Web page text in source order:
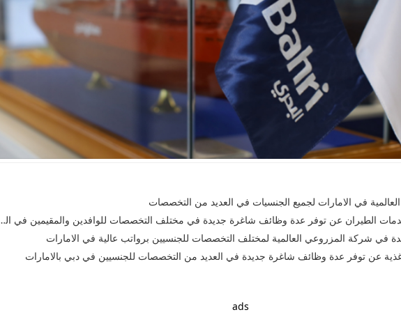
في الامارات لجميع الجنسيات في العديد من التخصصات
الطيران عن توفر عدة وظائف شاغرة جديدة في مختلف التخصصات للوافدين والمقيمين في الشارقة
في شركة المزروعي العالمية لمختلف التخصصات للجنسيين برواتب عالية في الامارات
عن توفر عدة وظائف شاغرة جديدة في العديد من التخصصات للجنسيين في دبي بالامارات
ads